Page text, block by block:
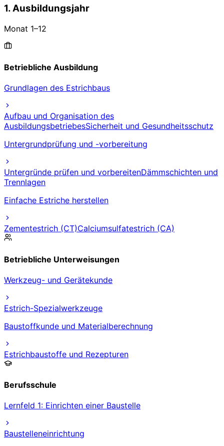
1. Ausbildungsjahr
Monat 1–12
Betriebliche Ausbildung
Grundlagen des Estrichbaus
Aufbau und Organisation des
AusbildungsbetriebesSicherheit und Gesundheitsschutz
Untergrundprüfung und -vorbereitung
Untergründe prüfen und vorbereitenDämmschichten und
Trennlagen
Einfache Estriche herstellen
Zementestrich (CT)Calciumsulfatestrich (CA)
Betriebliche Unterweisungen
Werkzeug- und Gerätekunde
Estrich-Spezialwerkzeuge
Baustoffkunde und Materialberechnung
Estrichbaustoffe und Rezepturen
Berufsschule
Lernfeld 1: Einrichten einer Baustelle
Baustelleneinrichtung